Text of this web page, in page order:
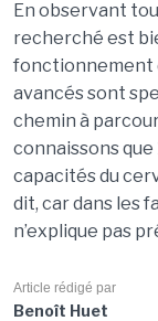
En observant
recherché est
fonctionnement
avancés sont
chemin à
connaissons
capacités du
dit, car dans les
n’explique pas
Article rédigé par
Benoît Huet